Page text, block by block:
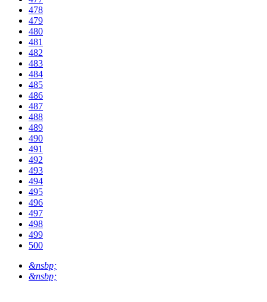
478
479
480
481
482
483
484
485
486
487
488
489
490
491
492
493
494
495
496
497
498
499
500
&nsbp;
&nsbp;